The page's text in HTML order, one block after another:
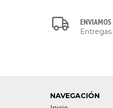
NAVEGACIÓN